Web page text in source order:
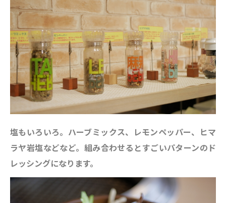
塩もいろいろ。ハーブミックス、レモンペッパー、ヒマ
ラヤ岩塩などなど。組み合わせるとすごいパターンのド
レッシングになります。